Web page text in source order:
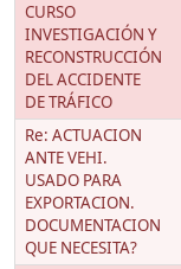
CURSO
INVESTIGACIÓN Y
RECONSTRUCCIÓN
DEL ACCIDENTE
DE TRÁFICO
Re: ACTUACION
ANTE VEHI.
USADO PARA
EXPORTACION.
DOCUMENTACION
QUE NECESITA?